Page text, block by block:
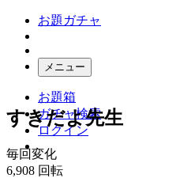
お題ガチャ
メニュー
お題箱
ガチャ検索
ログイン
すきだよ先生
毎回変化
6,908 回転